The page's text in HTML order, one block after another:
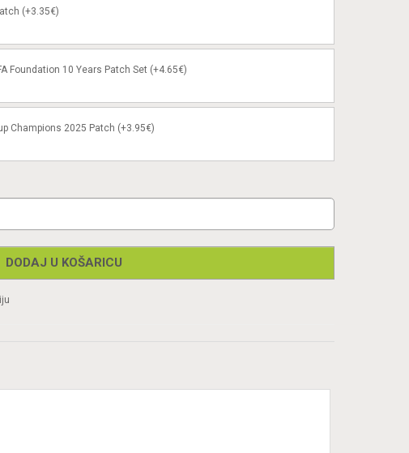
(+3.35€)
Foundation 10 Years Patch Set (+4.65€)
Champions 2025 Patch (+3.95€)
DODAJ U KOŠARICU